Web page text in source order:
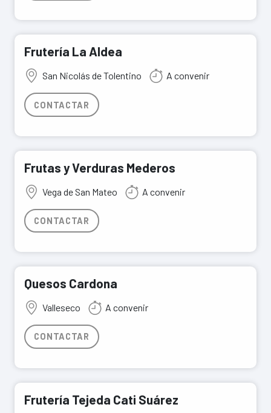
Frutería La Aldea
San Nicolás de Tolentino A convenir
CONTACTAR
Frutas y Verduras Mederos
Vega de San Mateo A convenir
CONTACTAR
Quesos Cardona
Valleseco A convenir
CONTACTAR
Frutería Tejeda Cati Suárez